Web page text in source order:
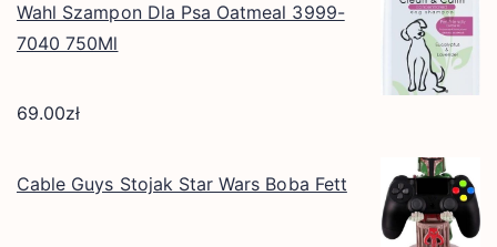
Wahl Szampon Dla Psa Oatmeal 3999-
7040 750Ml
69.00zł
Cable Guys Stojak Star Wars Boba Fett